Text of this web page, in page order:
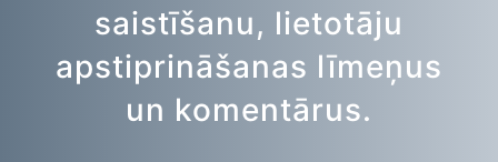
saistīšanu, lietotāju
apstiprināšanas līmeņus
un komentārus.